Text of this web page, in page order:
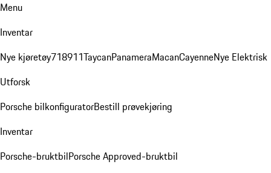
Menu
Inventar
Nye kjøretøy718911TaycanPanameraMacanCayenneNye Elektrisk
Utforsk
Porsche bilkonfiguratorBestill prøvekjøring
Inventar
Porsche-bruktbilPorsche Approved-bruktbil